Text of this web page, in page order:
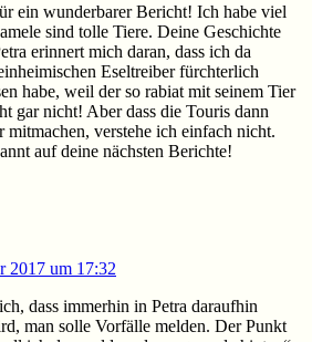
ein wunderbarer Bericht! Ich habe viel
sind tolle Tiere. Deine Geschichte
erinnert mich daran, dass ich da
Eseltreiber fürchterlich
habe, weil der so rabiat mit seinem Tier
gar nicht! Aber dass die Touris dann
mitmachen, verstehe ich einfach nicht.
auf deine nächsten Berichte!
2017 um 17:32
dass immerhin in Petra daraufhin
man solle Vorfälle melden. Der Punkt